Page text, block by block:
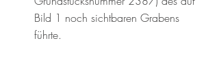
Bild 1 noch sichtbaren Grabens
führte.